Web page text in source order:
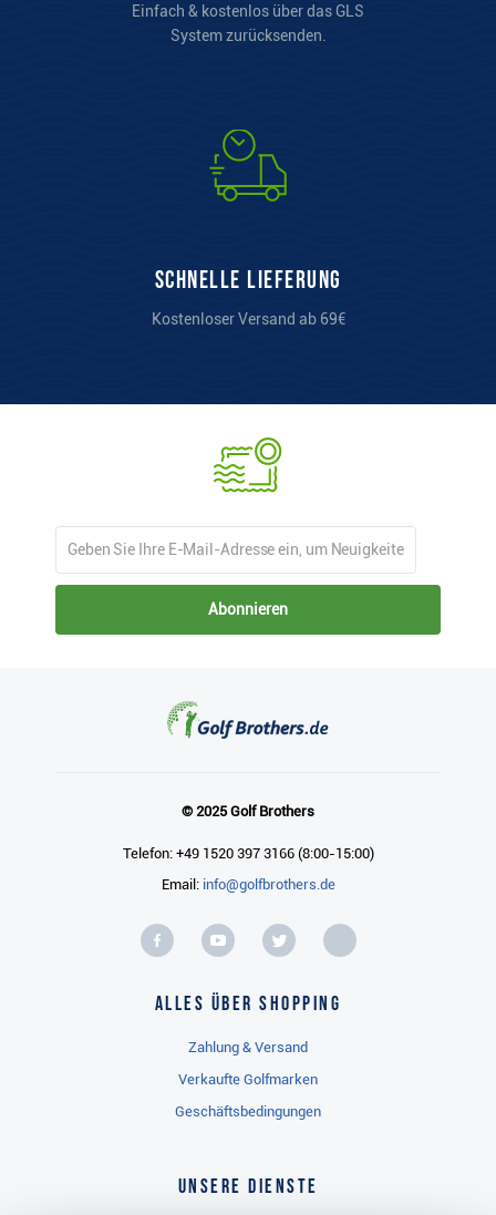
Einfach & kostenlos über das GLS
System zurücksenden.
Schnelle Lieferung
Kostenloser Versand ab 69€
Abonnieren
© 2025 Golf Brothers
Telefon: +49 1520 397 3166 (8:00-15:00)
Email: info@golfbrothers.de
Alles über Shopping
Zahlung & Versand
Verkaufte Golfmarken
Geschäftsbedingungen
Unsere Dienste